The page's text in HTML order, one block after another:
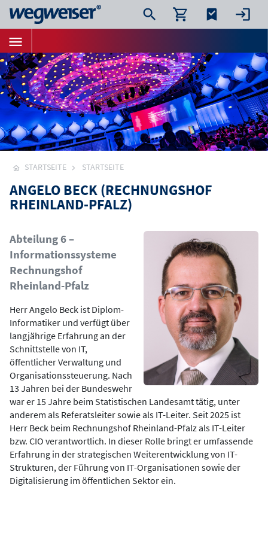
STARTSEITE STARTSEITE
ANGELO BECK (RECHNUNGSHOF
RHEINLAND-PFALZ)
Bild
Abteilung 6 –
Informationssysteme
Rechnungshof
Rheinland-Pfalz
Herr Angelo Beck ist Diplom-
Informatiker und verfügt über
langjährige Erfahrung an der
Schnittstelle von IT,
öffentlicher Verwaltung und
Organisationssteuerung. Nach
13 Jahren bei der Bundeswehr
war er 15 Jahre beim Statistischen Landesamt tätig, unter
anderem als Referatsleiter sowie als IT-Leiter. Seit 2025 ist
Herr Beck beim Rechnungshof Rheinland-Pfalz als IT-Leiter
bzw. CIO verantwortlich. In dieser Rolle bringt er umfassende
Erfahrung in der strategischen Weiterentwicklung von IT-
Strukturen, der Führung von IT-Organisationen sowie der
Digitalisierung im öffentlichen Sektor ein.